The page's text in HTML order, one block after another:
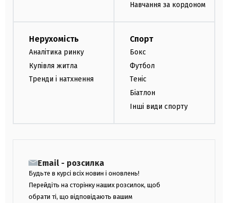
Навчання за кордоном
Нерухомість
Аналітика ринку
Купівля житла
Тренди і натхнення
Спорт
Бокс
Футбол
Теніс
Біатлон
Інші види спорту
Email - розсилка
Будьте в курсі всіх новин і оновлень!
Перейдіть на сторінку наших розсилок, щоб
обрати ті, що відповідають вашим